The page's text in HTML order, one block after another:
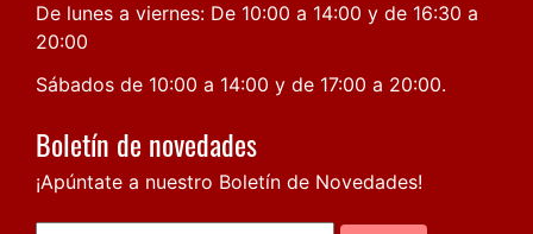
De lunes a viernes: De 10:00 a 14:00 y de 16:30 a
20:00
Sábados de 10:00 a 14:00 y de 17:00 a 20:00.
Boletín de novedades
¡Apúntate a nuestro Boletín de Novedades!